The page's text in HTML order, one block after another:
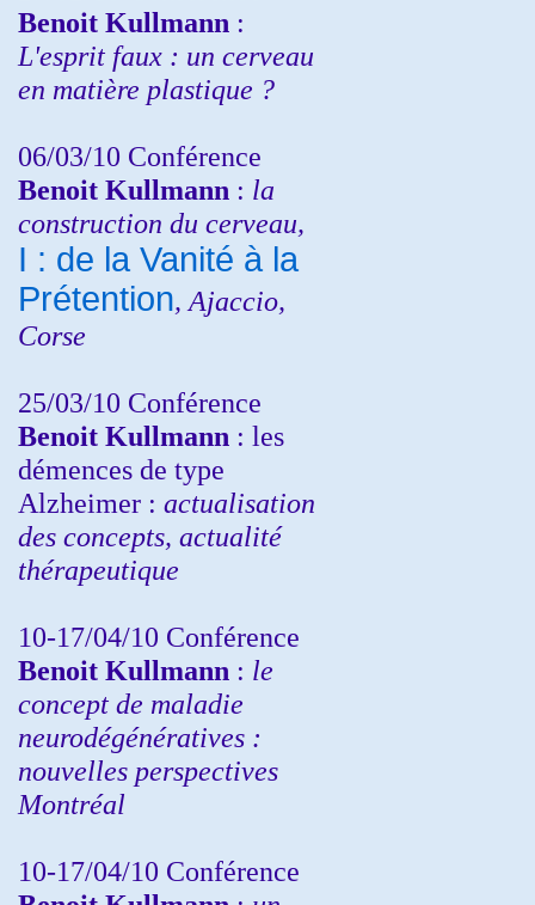
Benoit Kullmann :
L'esprit faux : un cerveau
en matière plastique ?
06/03/10 Conférence
Benoit Kullmann : la
construction du cerveau,
I : de la Vanité à la
Prétention, Ajaccio,
Corse
25/03/10 Conférence
Benoit Kullmann : les
démences de type
Alzheimer : actualisation
des concepts, actualité
thérapeutique
10-17/04/10 Conférence
Benoit Kullmann : le
concept de maladie
neurodégénératives :
nouvelles perspectives
Montréal
10-17/04/10 Conférence